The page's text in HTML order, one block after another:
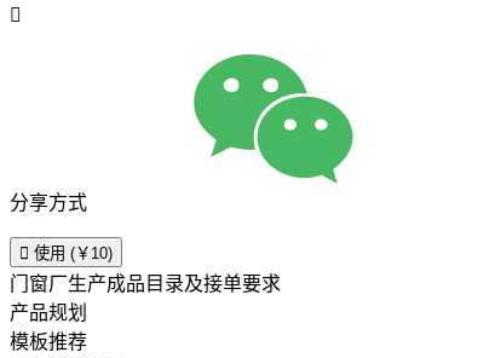

分享方式
 使用 (￥10)
门窗厂生产成品目录及接单要求
产品规划
模板推荐